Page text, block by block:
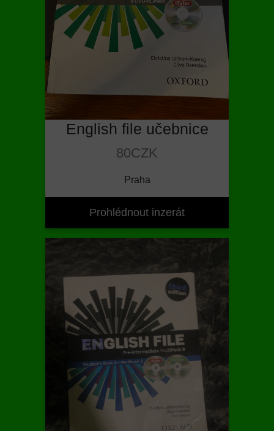
English file učebnice
80CZK
Praha
Prohlédnout inzerát